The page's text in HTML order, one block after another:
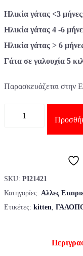
Ηλικία γάτας <3
Ηλικία γάτας 4 -6
Ηλικία γάτας > 6
Γάτα σε γαλουχία 5
Παρασκευάζεται στην
Ποσότητα
SKU: PI21421
Κατηγορίες: Αλλες
Ετικέτες: kitten,